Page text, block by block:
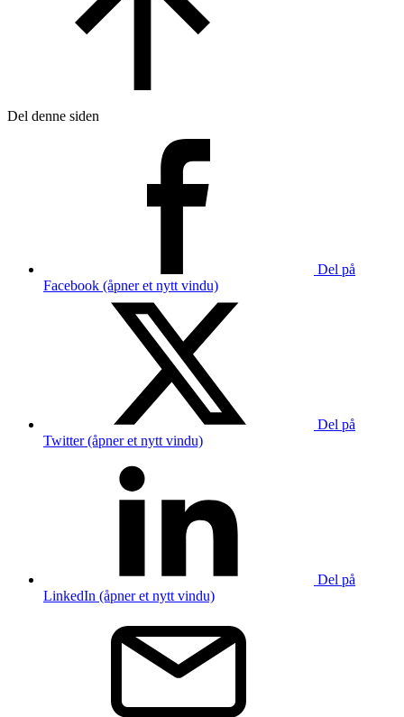
Del denne siden
Del på
Facebook (åpner et nytt vindu)
Del på
Twitter (åpner et nytt vindu)
Del på
LinkedIn (åpner et nytt vindu)